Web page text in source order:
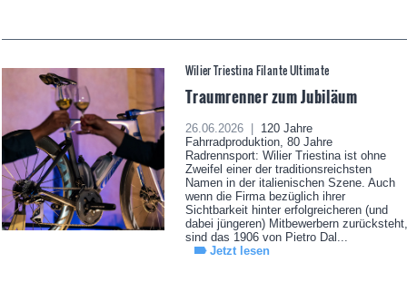
Wilier Triestina Filante Ultimate
Traumrenner zum Jubiläum
26.06.2026 |
120 Jahre
Fahrradproduktion, 80 Jahre
Radrennsport: Wilier Triestina ist ohne
Zweifel einer der traditionsreichsten
Namen in der italienischen Szene. Auch
wenn die Firma bezüglich ihrer
Sichtbarkeit hinter erfolgreicheren (und
dabei jüngeren) Mitbewerbern zurücksteht,
sind das 1906 von Pietro Dal...
Jetzt lesen